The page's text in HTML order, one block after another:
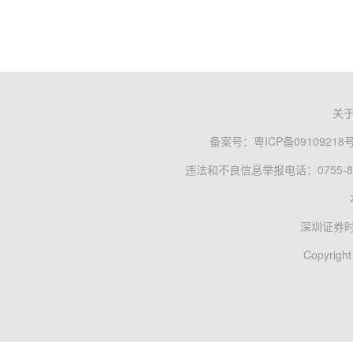
关
备案号： 粤ICP备09109218
违法和不良信息举报电话：0755-
深圳证券